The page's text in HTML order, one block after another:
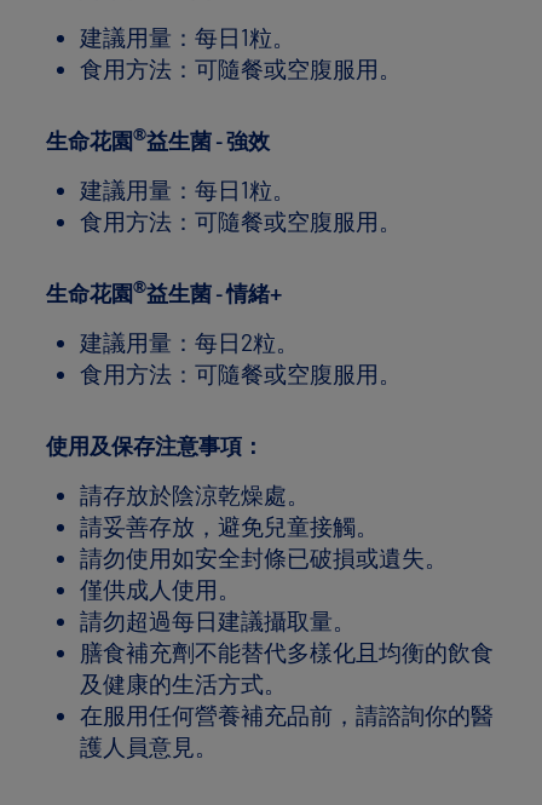
建議用量：每日1粒。
食用方法：可隨餐或空腹服用。
生命花園®益生菌 - 強效
建議用量：每日1粒。
食用方法：可隨餐或空腹服用。
生命花園®益生菌 - 情緒+
建議用量：每日2粒。
食用方法：可隨餐或空腹服用。
使用及保存注意事項：
請存放於陰涼乾燥處。
請妥善存放，避免兒童接觸。
請勿使用如安全封條已破損或遺失。
僅供成人使用。
請勿超過每日建議攝取量。
膳食補充劑不能替代多樣化且均衡的飲食
及健康的生活方式。
在服用任何營養補充品前，請諮詢你的醫
護人員意見。